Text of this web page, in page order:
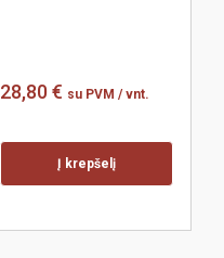
28,80 € su PVM / vnt.
Į krepšelį